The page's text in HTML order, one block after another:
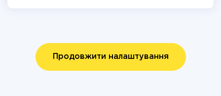
Продовжити налаштування